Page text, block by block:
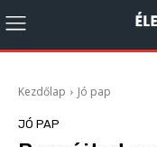
Kezdőlap Jó pap
JÓ PAP